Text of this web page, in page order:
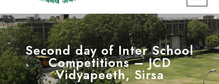
Second day of Inter School
Competitions – JCD
Vidyapeeth, Sirsa